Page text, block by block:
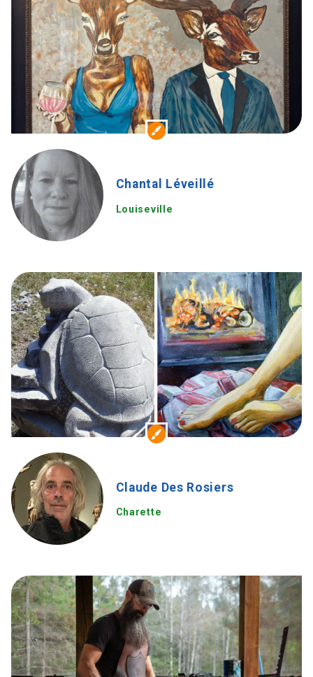
Chantal Léveillé
Louiseville
Claude Des Rosiers
Charette